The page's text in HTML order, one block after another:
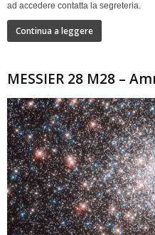
ad accedere contatta la segreteria.
Continua a leggere
MESSIER 28 M28 –